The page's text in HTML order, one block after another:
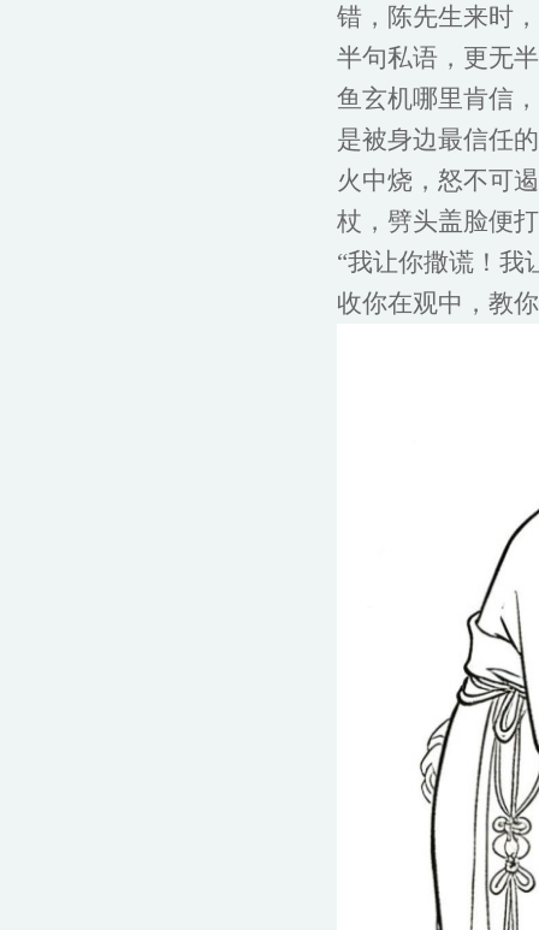
错，陈先生来时
半句私语，更无
鱼玄机哪里肯信
是被身边最信任
火中烧，怒不可
杖，劈头盖脸便
“我让你撒谎！我
收你在观中，教